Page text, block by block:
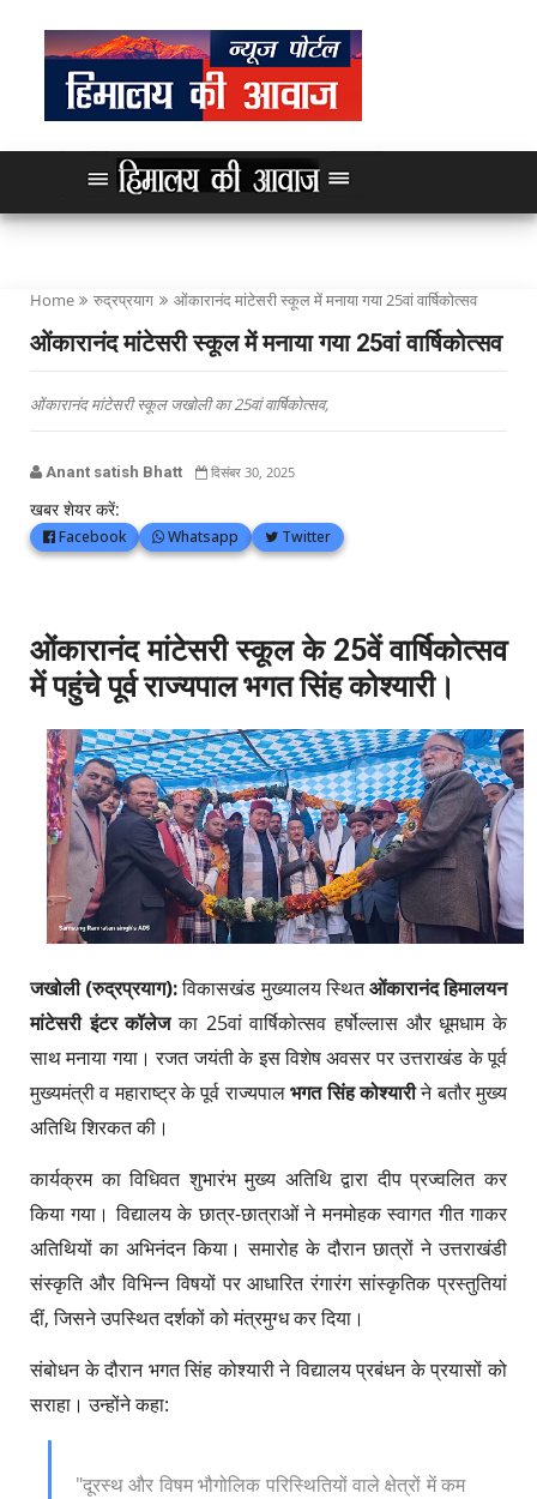
Home रुद्रप्रयाग ओंकारानंद मांटेसरी स्कूल में मनाया गया 25वां वार्षिकोत्सव
ओंकारानंद मांटेसरी स्कूल में मनाया गया 25वां वार्षिकोत्सव
ओंकारानंद मांटेसरी स्कूल जखोली का 25वां वार्षिकोत्सव,
Anant satish Bhatt दिसंबर 30, 2025
खबर शेयर करें:
Facebook Whatsapp Twitter
ओंकारानंद मांटेसरी स्कूल के 25वें वार्षिकोत्सव
में पहुंचे पूर्व राज्यपाल भगत सिंह कोश्यारी।
जखोली (रुद्रप्रयाग):विकासखंड मुख्यालय स्थितओंकारानंद हिमालयन
मांटेसरी इंटर कॉलेजका 25वां वार्षिकोत्सव हर्षोल्लास और धूमधाम के
साथ मनाया गया। रजत जयंती के इस विशेष अवसर पर उत्तराखंड के पूर्व
मुख्यमंत्री व महाराष्ट्र के पूर्व राज्यपालभगत सिंह कोश्यारीने बतौर मुख्य
अतिथि शिरकत की।
​कार्यक्रम का विधिवत शुभारंभ मुख्य अतिथि द्वारा दीप प्रज्वलित कर
किया गया। विद्यालय के छात्र-छात्राओं ने मनमोहक स्वागत गीत गाकर
अतिथियों का अभिनंदन किया। समारोह के दौरान छात्रों ने उत्तराखंडी
संस्कृति और विभिन्न विषयों पर आधारित रंगारंग सांस्कृतिक प्रस्तुतियां
दीं, जिसने उपस्थित दर्शकों को मंत्रमुग्ध कर दिया।
​संबोधन के दौरान भगत सिंह कोश्यारी ने विद्यालय प्रबंधन के प्रयासों को
सराहा। उन्होंने कहा:
​"दूरस्थ और विषम भौगोलिक परिस्थितियों वाले क्षेत्रों में कम